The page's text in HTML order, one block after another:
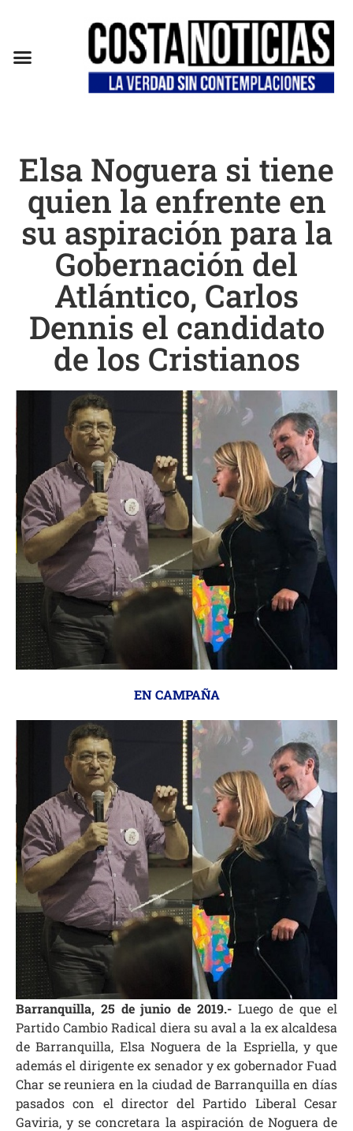
Elsa Noguera si tiene
quien la enfrente en
su aspiración para la
Gobernación del
Atlántico, Carlos
Dennis el candidato
de los Cristianos
EN CAMPAÑA
Barranquilla, 25 de junio de 2019.-Luego de que el
Partido Cambio Radical diera su aval a la ex alcaldesa
de Barranquilla, Elsa Noguera de la Espriella, y que
además el dirigente ex senador y ex gobernador Fuad
Char se reuniera en la ciudad de Barranquilla en días
pasados con el director del Partido Liberal Cesar
Gaviria, y se concretara la aspiración de Noguera de